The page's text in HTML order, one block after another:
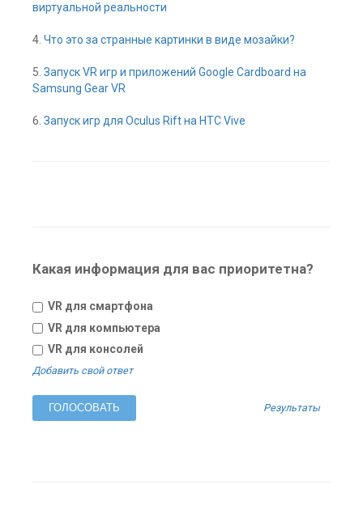
виртуальной реальности
4. Что это за странные картинки в виде мозайки?
5. Запуск VR игр и приложений Google Cardboard на
Samsung Gear VR
6. Запуск игр для Oculus Rift на HTC Vive
Какая информация для вас приоритетна?
VR для смартфона
VR для компьютера
VR для консолей
Добавить свой ответ
Результаты